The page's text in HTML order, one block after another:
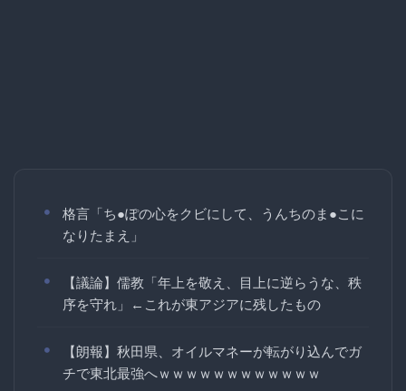
格言「ち●ぽの心をクビにして、うんちのま●こに
なりたまえ」
【議論】儒教「年上を敬え、目上に逆らうな、秩
序を守れ」←これが東アジアに残したもの
【朗報】秋田県、オイルマネーが転がり込んでガ
チで東北最強へｗｗｗｗｗｗｗｗｗｗｗｗ